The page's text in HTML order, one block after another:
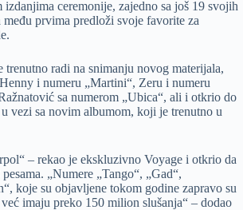
izdanjima ceremonije, zajedno sa još 19 svojih
prvima predloži svoje favorite za
radi na snimanju novog materijala,
i numeru „Martini“, Zeru i numeru
sa numerom „Ubica“, ali i otkrio do
u vezi sa novim albumom, koji je trenutno u
– rekao je ekskluzivno Voyage i otkrio da
„Numere „Tango“, „Gad“,
koje su objavljene tokom godine zapravo su
imaju preko 150 milion slušanja“ – dodao